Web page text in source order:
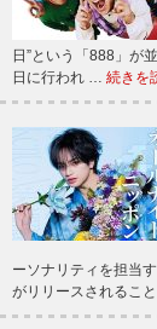
日”という「888」が
日に行われ … 続きを
ーソナリティを担当
がリリースされるこ